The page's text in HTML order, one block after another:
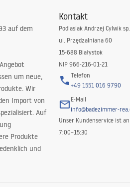
auf dem
um neue,
Wir
Import von
Auf
Produkte
und
Kontakt
Podlasiak Andrzej Cylwik
ul. Przędzalniana 60
15-688 Białystok
NIP 966-216-01-21
Telefon
+49 1551 016 9790
E-Mail
info@badezimmer-
Unser Kundenservice ist
7:00–15:30